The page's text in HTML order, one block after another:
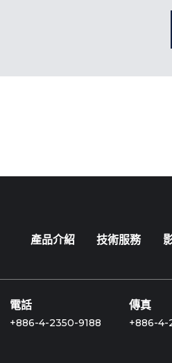
產品介紹 技術服務
電話
+886-4-2350-9188
傳真
+886-4-